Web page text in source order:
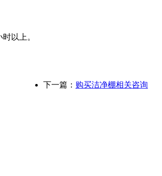
以上。
下一篇： 购买洁净棚相关咨询